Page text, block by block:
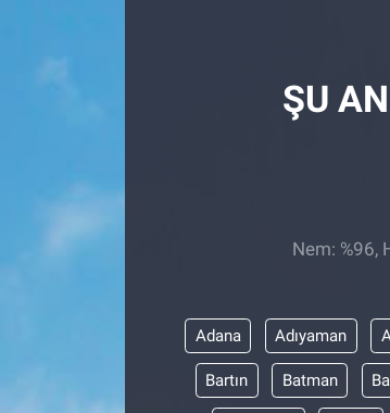
ŞU AN
Nem: %96,
Adana Adıyaman
Bartın Batman